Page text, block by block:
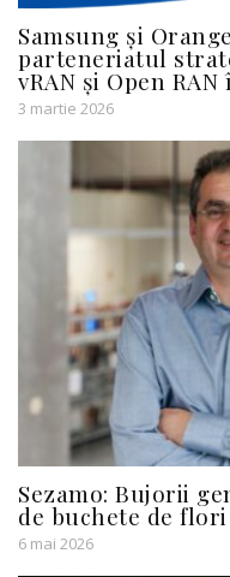
Samsung și
parteneriatul
vRAN și Open
3 martie 2026
Sezamo: Bujorii
de buchete de
6 mai 2026